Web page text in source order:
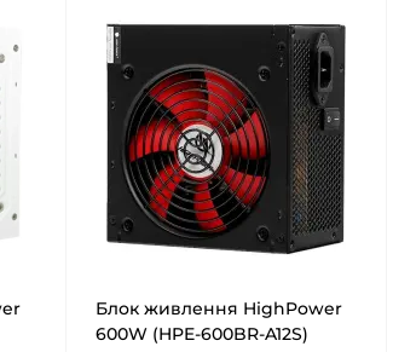
Блок живлення HighPower
600W (HPE-600BR-A12S)